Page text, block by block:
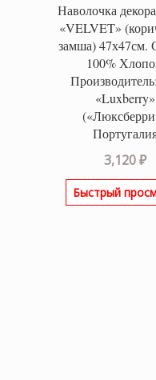
Наволочка
«VELVET»
замша) 47х47см.
100%
«Luxberry»
3,120₽
Быстрый